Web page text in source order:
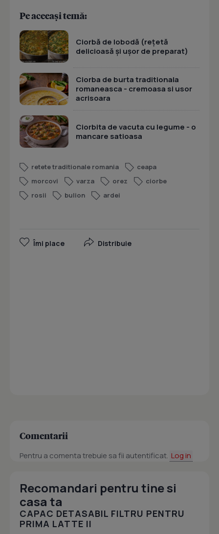
Pe aceeași temă:
Ciorbă de lobodă (rețetă
delicioasă și ușor de preparat)
Ciorba de burta traditionala
romaneasca - cremoasa si usor
acrisoara
Ciorbita de vacuta cu legume - o
mancare satioasa
retete traditionale romania
ceapa
morcovi
varza orez
ciorbe
rosii
bulion ardei
Îmi place Distribuie
Comentarii
Pentru a comenta trebuie sa fii autentificat. Log in
Recomandari pentru tine si
casa ta
CAPAC DETASABIL FILTRU PENTRU
PRIMA LATTE II